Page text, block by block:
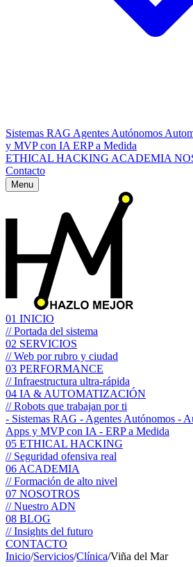
Sistemas RAG Agentes Autónomos
y MVP con IA ERP a Medida
ETHICAL HACKING ACADEMIA
Contacto
Menu
01 INICIO
// Portada del sistema
02 SERVICIOS
// Web por rubro y ciudad
03 PERFORMANCE
// Infraestructura ultra-rápida
04 IA & AUTOMATIZACIÓN
// Robots que trabajan por ti
- Sistemas RAG - Agentes Autónomos -
Apps y MVP con IA - ERP a Medida
05 ETHICAL HACKING
// Seguridad ofensiva real
06 ACADEMIA
// Formación de alto nivel
07 NOSOTROS
// Nuestro ADN
08 BLOG
// Insights del futuro
CONTACTO
Inicio/Servicios/Clínica/Viña del Mar